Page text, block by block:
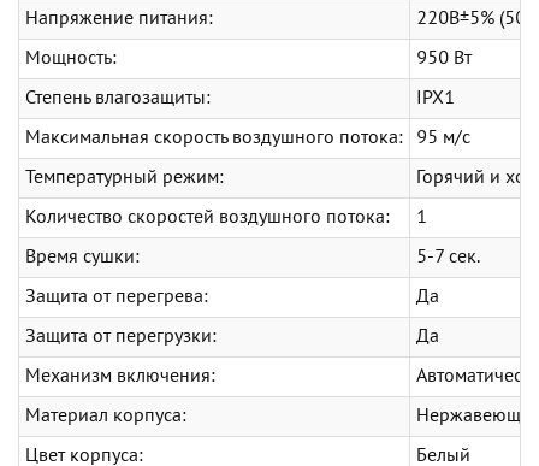
Напряжение питания: 220В±5% (50-
Мощность: 950 Вт
Степень влагозащиты: IPX1
Максимальная скорость воздушного потока: 95 м/с
Температурный режим: Горячий и
Количество скоростей воздушного потока: 1
Время сушки: 5-7 сек.
Защита от перегрева: Да
Защита от перегрузки: Да
Механизм включения:
Материал корпуса: Нержавеющая
Цвет корпуса: Белый